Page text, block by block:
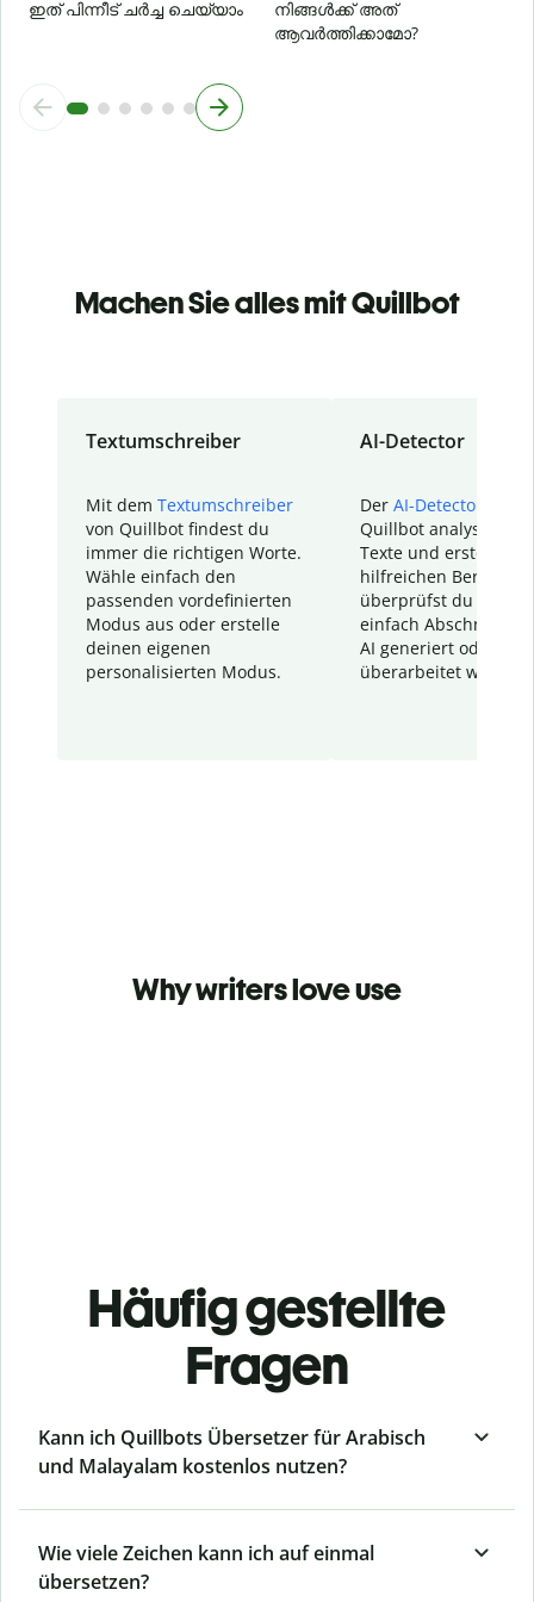
ഇത് പിന്നീട് ചർച്ച ചെയ്യാം
നിങ്ങൾക്ക് അത്
ആവർത്തിക്കാമോ?
Machen Sie alles mit Quillbot
Textumschreiber
Mit dem Textumschreiber
von Quillbot findest du
immer die richtigen Worte.
Wähle einfach den
passenden vordefinierten
Modus aus oder erstelle
deinen eigenen
personalisierten Modus.
AI-Detector
Der AI-Detector
Quillbot analysiert
Texte und erstellt
hilfreichen Bericht.
überprüfst du
einfach Abschnitte,
AI generiert oder
überarbeitet wurden.
Why writers love use
Häufig gestellte
Fragen
Kann ich Quillbots Übersetzer für Arabisch
und Malayalam kostenlos nutzen?
Wie viele Zeichen kann ich auf einmal
übersetzen?